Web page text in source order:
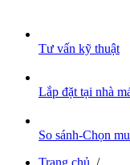
Tư vấn kỹ thuật
Lắp đặt tại nhà
So sánh-Chọn
Trang chủ /